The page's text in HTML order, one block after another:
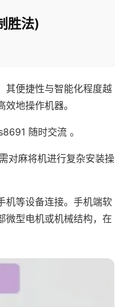
胜法)
其便捷性与智能化程度越
地操作机器。
随时交流 。
对麻将机进行复杂安装操
机等设备连接。手机端软
微型电机或机械结构，在